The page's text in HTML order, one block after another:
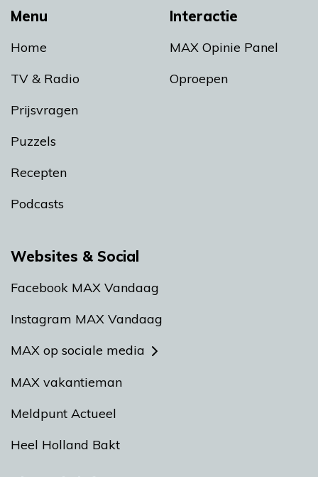
Menu
Home
TV & Radio
Prijsvragen
Puzzels
Recepten
Podcasts
Interactie
MAX Opinie Panel
Oproepen
Websites & Social
Facebook MAX Vandaag
Instagram MAX Vandaag
MAX op sociale media
MAX vakantieman
Meldpunt Actueel
Heel Holland Bakt